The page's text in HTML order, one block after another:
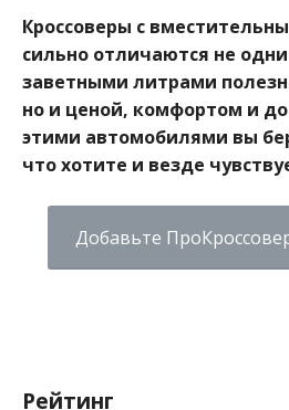
Кроссоверы с
сильно отличаются не
заветными литрами
но и ценой, комфортом и
этими автомобилями вы
что хотите и везде
Добавьте
Рейтинг